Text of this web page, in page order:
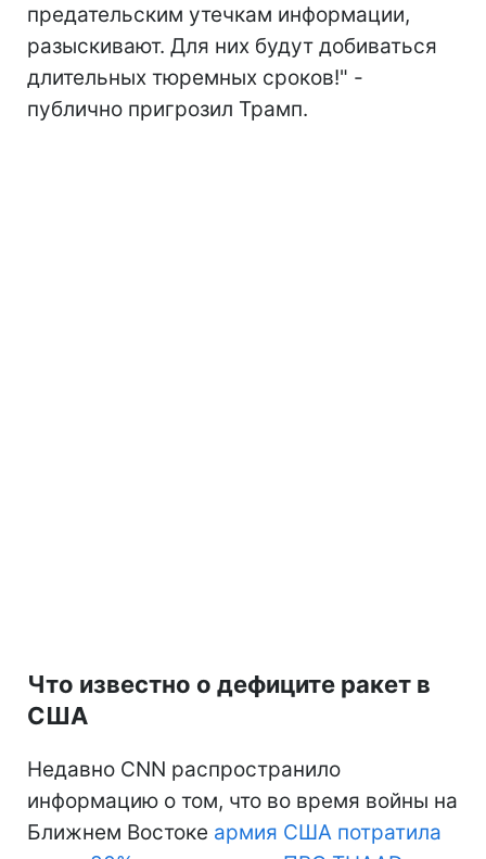
предательским утечкам информации,
разыскивают. Для них будут добиваться
длительных тюремных сроков!" -
публично пригрозил Трамп.
Что известно о дефиците ракет в
США
Недавно CNN распространило
информацию о том, что во время войны на
Ближнем Востоке армия США потратила